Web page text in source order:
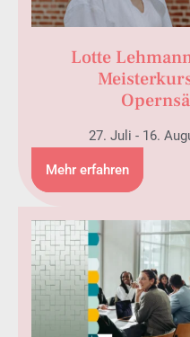
Lotte
27. Juli - 16.
Mehr erfahren